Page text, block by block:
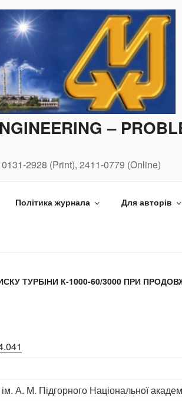
–
2928 (Print), 2411-0779 (Online)
Політика журнала Для авторів
ТУРБІНИ К-1000-60/3000 ПРИ
А. М. Підгорного Національної